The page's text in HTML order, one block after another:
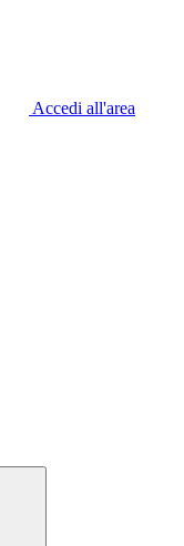
Accedi all'area